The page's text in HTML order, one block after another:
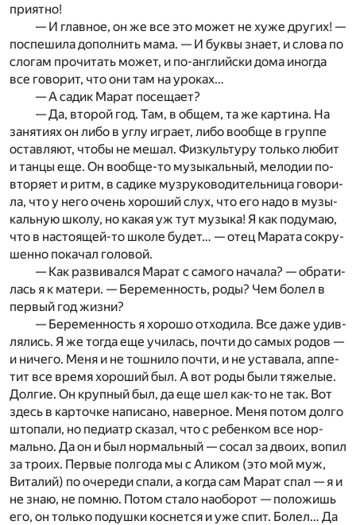
при­ят­но!
— И глав­ное, он же все это мо­жет не хуже дру­гих! —
по­спе­ши­ла до­пол­нить мама. — И бук­вы зна­ет, и сло­ва по
сло­гам про­чи­тать мо­жет, и по-ан­глий­ски дома ино­гда
все го­во­рит, что они там на уро­ках…
— А са­дик Ма­рат по­се­ща­ет?
— Да, вто­рой год. Там, в об­щем, та же кар­ти­на. На
за­ня­ти­ях он либо в углу иг­ра­ет, либо во­об­ще в груп­пе
остав­ля­ют, что­бы не ме­шал. Физ­куль­ту­ру толь­ко лю­бит
и тан­цы еще. Он во­об­ще-то му­зы­каль­ный, ме­ло­дии по­
вто­ря­ет и ритм, в са­ди­ке муз­ру­ко­во­ди­тель­ни­ца го­во­ри­
ла, что у него очень хо­ро­ший слух, что его надо в му­зы­
каль­ную шко­лу, но ка­кая уж тут му­зы­ка! Я как по­ду­маю,
что в на­сто­я­щей-то шко­ле бу­дет… — отец Ма­ра­та со­кру­
шен­но по­ка­чал го­ло­вой.
— Как раз­ви­вал­ся Ма­рат с са­мо­го на­ча­ла? — обра­ти­
лась я к ма­те­ри. — Бе­ре­мен­ность, роды? Чем бо­лел в
пер­вый год жиз­ни?
— Бе­ре­мен­ность я хо­ро­шо от­хо­ди­ла. Все даже удив­
ля­лись. Я же то­гда еще учи­лась, по­чти до са­мых ро­дов —
и ни­че­го. Меня и не тош­ни­ло по­чти, и не уста­ва­ла, ап­пе­
тит все вре­мя хо­ро­ший был. А вот роды были тя­же­лые.
Дол­гие. Он круп­ный был, да еще шел как-то не так. Вот
здесь в кар­точ­ке на­пи­са­но, на­вер­ное. Меня по­том дол­го
што­па­ли, но пе­ди­атр ска­зал, что с ре­бен­ком все нор­
маль­но. Да он и был нор­маль­ный — со­сал за дво­их, во­пил
за тро­их. Пер­вые пол­го­да мы с Али­ком (это мой муж,
Ви­та­лий) по оче­ре­ди спа­ли, а ко­гда сам Ма­рат спал — я и
не знаю, не по­мню. По­том ста­ло на­о­бо­рот — по­ло­жишь
его, он толь­ко по­душ­ки кос­нет­ся и уже спит. Бо­лел… Да